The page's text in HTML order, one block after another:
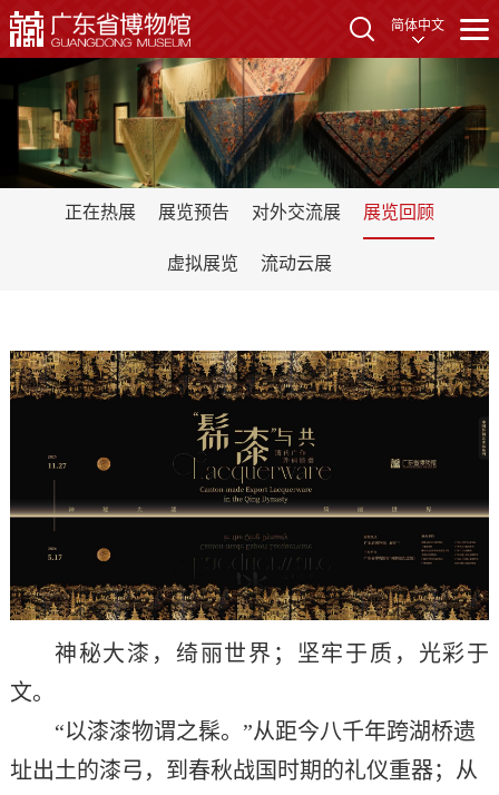
简体中文
正在热展 展览预告 对外交流展 展览回顾
虚拟展览 流动云展
神秘大漆，绮丽世界；
坚牢于质，光彩于
文。
“以漆漆物谓之髹。”从距今八千年跨湖桥遗
址出土的漆弓，到春秋战国时期的礼仪重器； 从